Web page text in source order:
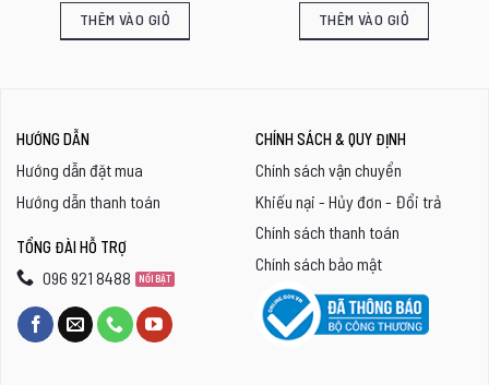
THÊM VÀO GIỎ THÊM VÀO GIỎ
HƯỚNG DẪN
Hướng dẫn đặt mua
Hướng dẫn thanh toán
TỔNG ĐÀI HỖ TRỢ
096 921 8488
CHÍNH SÁCH & QUY ĐỊNH
Chính sách vận chuyển
Khiếu nại - Hủy đơn - Đổi trả
Chính sách thanh toán
Chính sách bảo mật